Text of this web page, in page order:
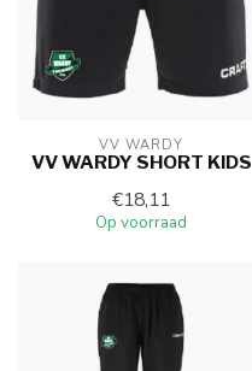
VV WARDY
VV WARDY SHORT KIDS
€18,11
Op voorraad